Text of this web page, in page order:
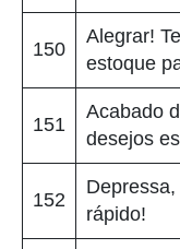
150
Alegrar!
estoque
151
Acabado
desejos
152
rápido!